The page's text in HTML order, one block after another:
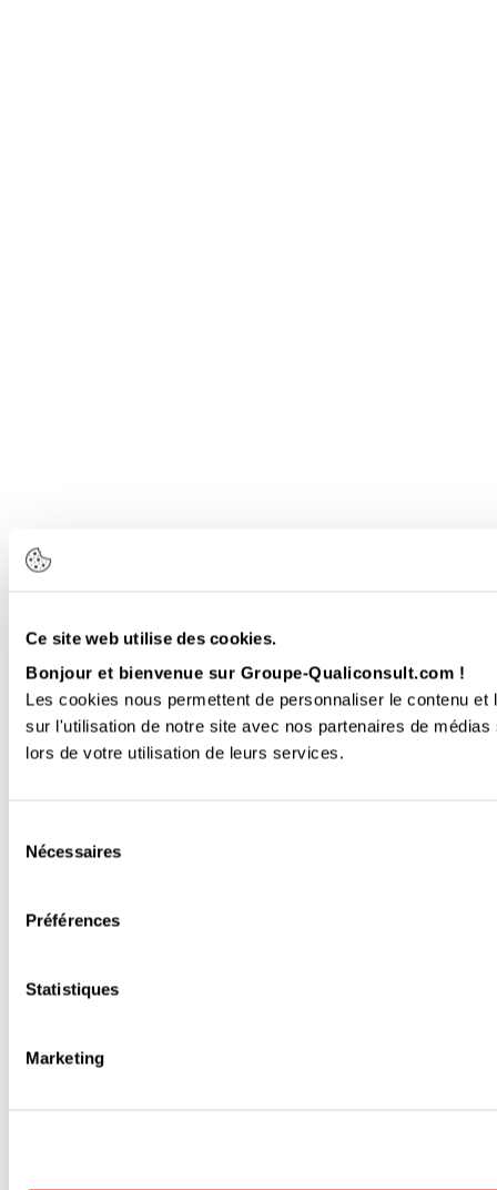
Ce site web utilise des cookies.
Bonjour et bienvenue sur Groupe-Qualiconsult.com !
Les cookies nous permettent de personnaliser le contenu
sur l'utilisation de notre site avec nos partenaires de
lors de votre utilisation de leurs services.
Nécessaires
Préférences
Statistiques
Marketing